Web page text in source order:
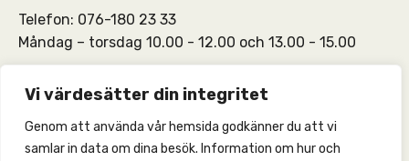
Vi värdesätter din integritet
Genom att använda vår hemsida godkänner du att vi
samlar in data om dina besök. Information om hur och
Telefon: 076-180 23 33
Måndag – torsdag 10.00 - 12.00 och 13.00 - 15.00
SSRKs kansli och medlemskontakt: info@ssrk.se
SSRKs webmaster:webmaster@ssrk.se